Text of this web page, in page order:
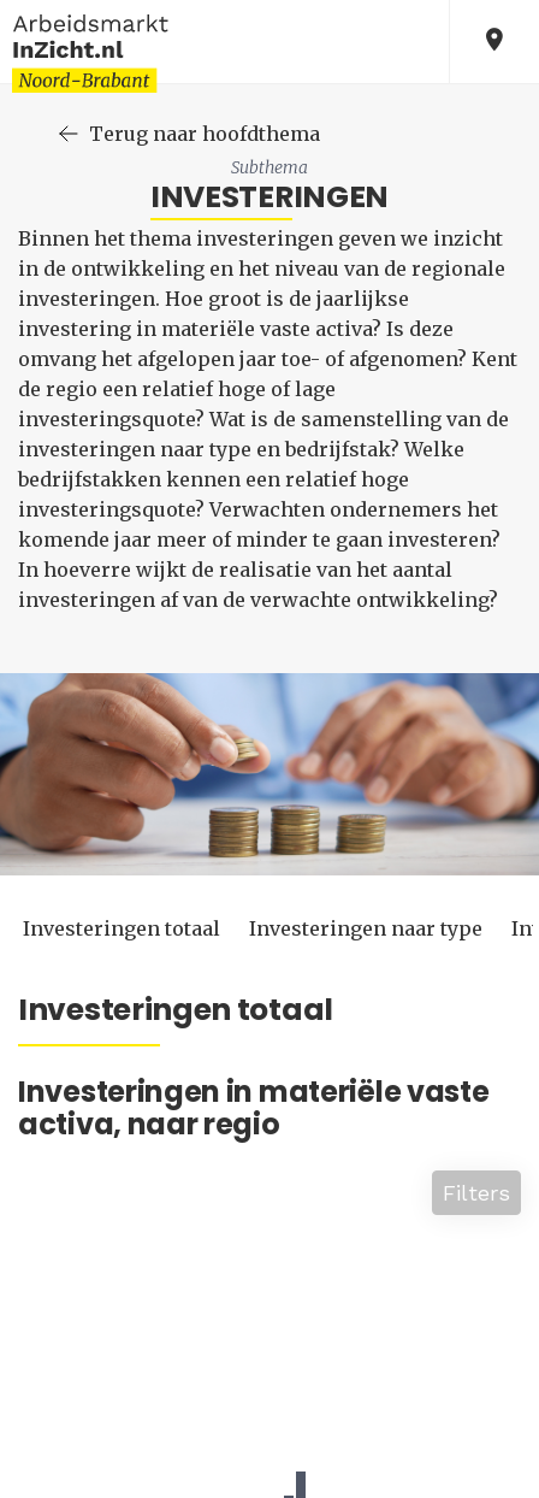
Terug naar hoofdthema
Subthema
INVESTERINGEN
Binnen het thema investeringen geven we inzicht
in de ontwikkeling en het niveau van de regionale
investeringen. Hoe groot is de jaarlijkse
investering in materiële vaste activa? Is deze
omvang het afgelopen jaar toe- of afgenomen? Kent
de regio een relatief hoge of lage
investeringsquote? Wat is de samenstelling van de
investeringen naar type en bedrijfstak? Welke
bedrijfstakken kennen een relatief hoge
investeringsquote? Verwachten ondernemers het
komende jaar meer of minder te gaan investeren?
In hoeverre wijkt de realisatie van het aantal
investeringen af van de verwachte ontwikkeling?
Investeringen totaal Investeringen naar type
Investeringen totaal
Investeringen in materiële vaste
activa, naar regio
Filters